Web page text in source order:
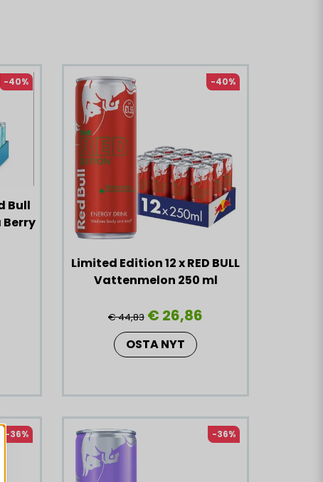
Bull
Berry
-40%
Limited Edition 12 x RED BULL
Vattenmelon 250 ml
-40%
€ 44,83 € 26,86
OSTA NYT
-36% -36%